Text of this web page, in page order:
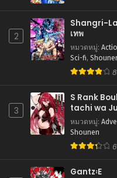
2
Shangri-La Frontier เมื่อนั
เทพ
หมวดหมู่:
Sci-fi,
8
3
S Rank
tachi wa
หมวดหมู่:
Shounen
Gantz꞉E